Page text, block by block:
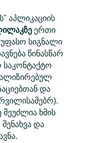
აპლიკაციის
ერთი
სიგნალი
წინასწარ
საკონტაქტო
და
შეუძლია ხმის
და